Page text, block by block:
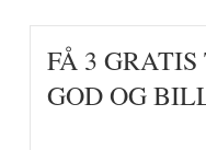
FÅ 3
GOD OG